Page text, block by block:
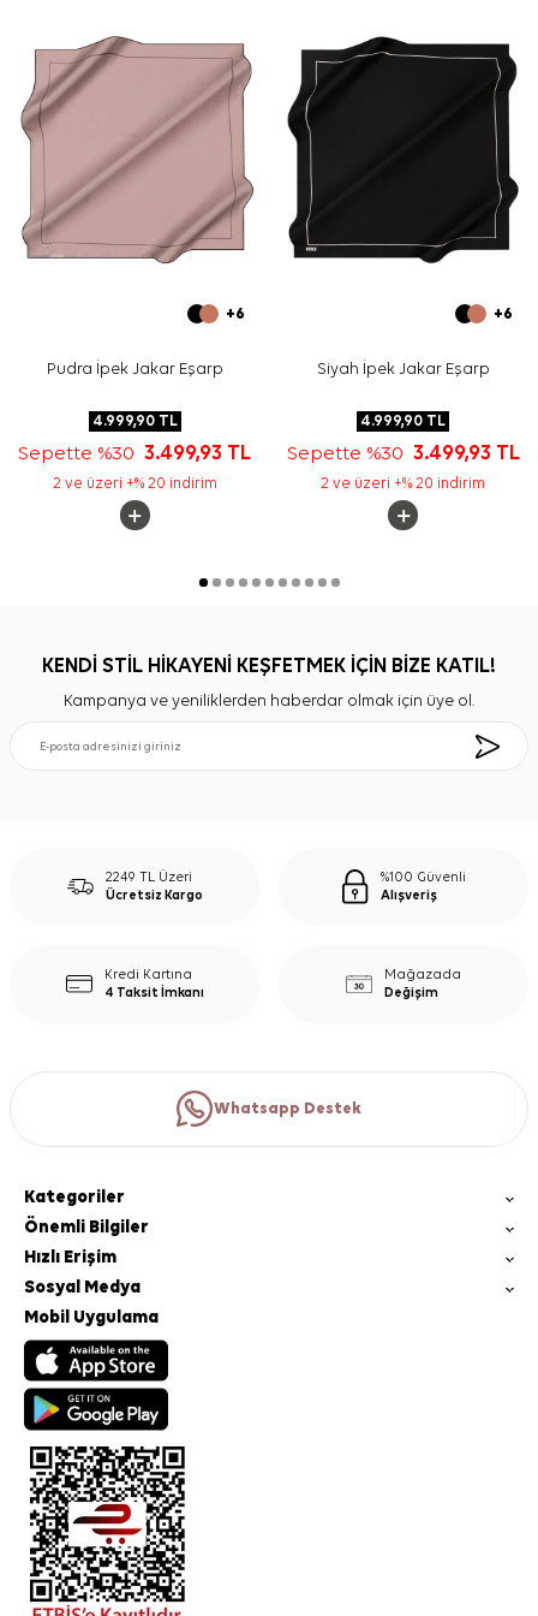
Bakım
Yıkama ve bakım için ürün etiketindeki talimatları
izleyiniz. İpek ve hassas eşarp bakımında, elde hassas
bakım gerektiren durumlar için
Aker İpek Eşarp Şampuanı
tercih edebilirsiniz.
Sıkça Sorulan Sorular
Siyah İpek Kare Desenli Eşarp hangi kumaş türündedir?
Bu eşarbın ölçüsü nedir?
Siyah desenli eşarp hangi renklerle kombinlenir?
+6
Pudra İpek Jakar Eşarp
4.999,90TL
Sepette %303.499,93 TL
2 ve üzeri +% 20 indirim
+6
Siyah İpek Jakar Eşarp
4.999,90 TL
Sepette %30 3.499,93 TL
2 ve üzeri +% 20 indirim
KENDİ STİL HİKAYENİ KEŞFETMEK İÇİN BİZE KATIL!
Kampanya ve yeniliklerden haberdar olmak için üye ol.
2249 TL Üzeri
Ücretsiz Kargo
%100 Güvenli
Alışveriş
Kredi Kartına
4 Taksit İmkanı
Mağazada
Değişim
Whatsapp Destek
Kategoriler
Önemli Bilgiler
Hızlı Erişim
Sosyal Medya
Mobil Uygulama